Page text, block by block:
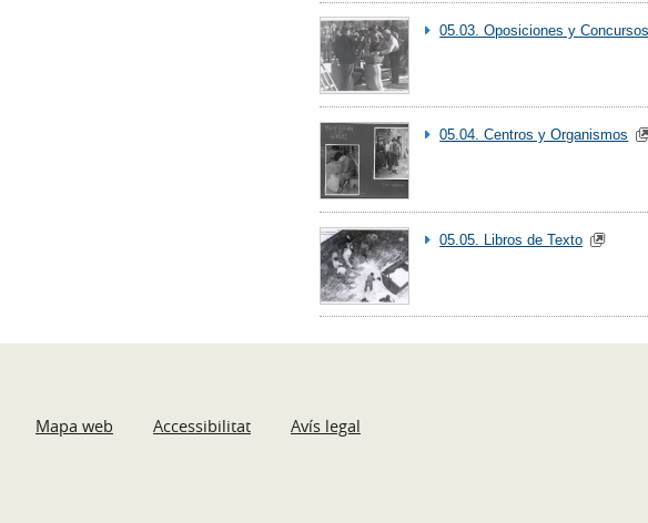
05.03. Oposiciones y Concursos
05.04. Centros y Organismos
05.05. Libros de Texto
Mapa web Accessibilitat Avís legal